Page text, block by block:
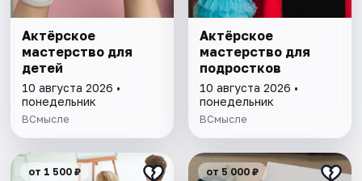
Актёрское
мастерство для
детей
10 августа 2026 •
понедельник
ВСмысле
Актёрское
мастерство для
подростков
10 августа 2026 •
понедельник
ВСмысле
от 1 500 ₽ от 5 000 ₽